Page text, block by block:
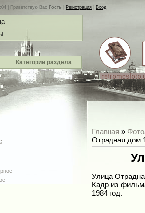
| Приветствую Вас Гость Регистрация Вход
Категории раздела
Главная »
Отрадная дом
Улица
Кадр из
1984 год.